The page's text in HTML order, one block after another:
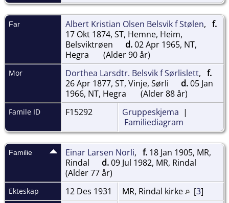
Far Albert Kristian Olsen Belsvik f Stølen, f.
17 Okt 1874, ST, Hemne, Heim,
Belsviktrøen
d.02 Apr 1965, NT,
Hegra
(Alder 90 år)
Mor Dorthea Larsdtr. Belsvik f Sørlislett, f.
26 Apr 1877, ST, Vinje, Sørli
d.05 Jan
1966, NT, Hegra
(Alder 88 år)
Famile ID F15292 Gruppeskjema |
Familiediagram
Familie Einar Larsen Norli, f. 18 Jan 1905, MR,
Rindal
d.09 Jul 1982, MR, Rindal
(Alder 77 år)
Ekteskap 12 Des 1931 MR, Rindal kirke [3]